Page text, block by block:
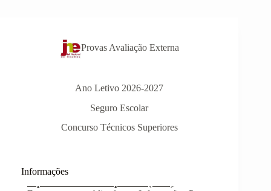
Provas Avaliação Externa
Ano Letivo 2026-2027
Seguro Escolar
Concurso Técnicos Superiores
Informações